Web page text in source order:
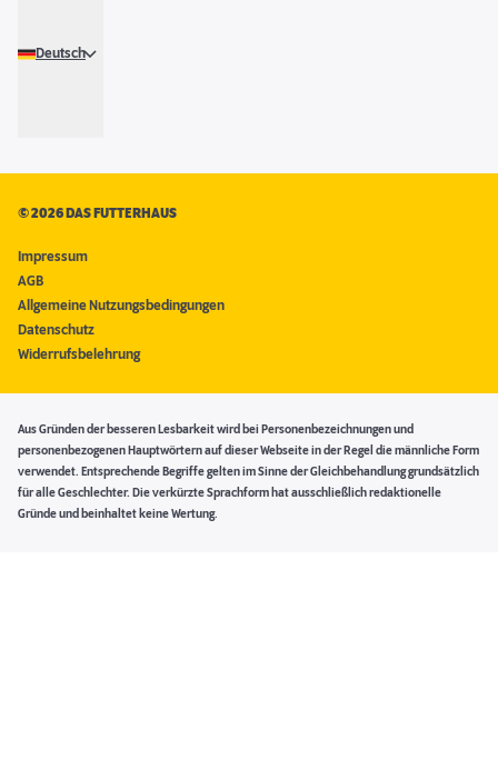
Deutsch
©2026 DAS FUTTERHAUS
Impressum
AGB
Allgemeine Nutzungsbedingungen
Datenschutz
Widerrufsbelehrung
Aus Gründen der besseren Lesbarkeit wird bei Personenbezeichnungen und
personenbezogenen Hauptwörtern auf dieser Webseite in der Regel die männliche Form
verwendet. Entsprechende Begriffe gelten im Sinne der Gleichbehandlung grundsätzlich
für alle Geschlechter. Die verkürzte Sprachform hat ausschließlich redaktionelle
Gründe und beinhaltet keine Wertung.